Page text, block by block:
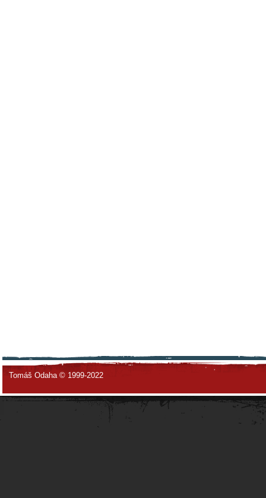
Tomáš Odaha © 1999-2022